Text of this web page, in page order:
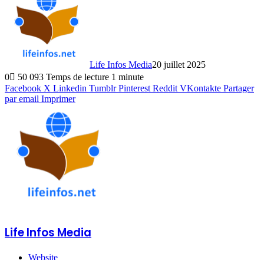
Life Infos Media20 juillet 2025
0
50 093 Temps de lecture 1 minute
Facebook X Linkedin Tumblr Pinterest Reddit VKontakte Partager
par email Imprimer
Life Infos Media
Website